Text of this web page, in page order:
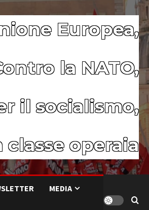
Europea,
la NATO,
il socialismo,
operaia
MEDIA